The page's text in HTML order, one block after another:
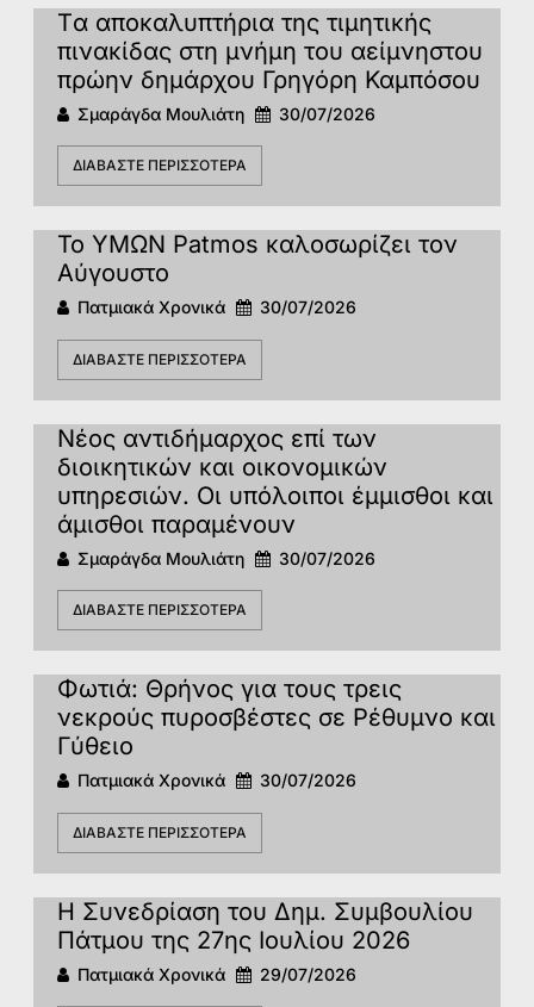
Tα αποκαλυπτήρια της τιμητικής
πινακίδας στη μνήμη του αείμνηστου
πρώην δημάρχου Γρηγόρη Καμπόσου
Σμαράγδα Μουλιάτη 30/07/2026
ΔΙΑΒΆΣΤΕ ΠΕΡΙΣΣΌΤΕΡΑ
Το ΥΜΩΝ Patmos καλοσωρίζει τον
Αύγουστο
Πατμιακά Χρονικά 30/07/2026
ΔΙΑΒΆΣΤΕ ΠΕΡΙΣΣΌΤΕΡΑ
Νέος αντιδήμαρχος επί των
διοικητικών και οικονομικών
υπηρεσιών. Οι υπόλοιποι έμμισθοι και
άμισθοι παραμένουν
Σμαράγδα Μουλιάτη 30/07/2026
ΔΙΑΒΆΣΤΕ ΠΕΡΙΣΣΌΤΕΡΑ
Φωτιά: Θρήνος για τους τρεις
νεκρούς πυροσβέστες σε Ρέθυμνο και
Γύθειο
Πατμιακά Χρονικά 30/07/2026
ΔΙΑΒΆΣΤΕ ΠΕΡΙΣΣΌΤΕΡΑ
Η Συνεδρίαση του Δημ. Συμβουλίου
Πάτμου της 27ης Ιουλίου 2026
Πατμιακά Χρονικά 29/07/2026